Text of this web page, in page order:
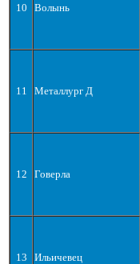
10 Волынь
11 Металлург Д
12 Говерла
13 Ильичевец